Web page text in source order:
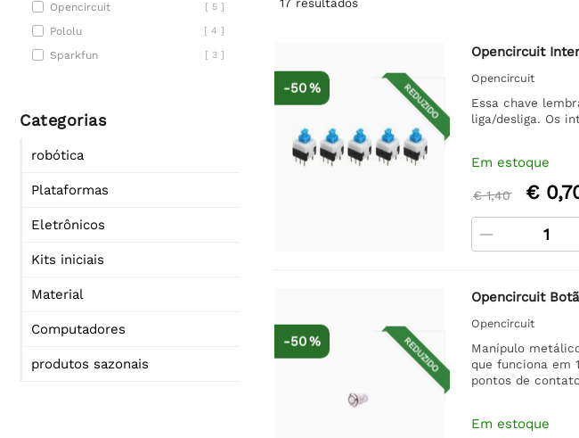
Opencircuit [ 5 ]
Pololu [ 4 ]
Sparkfun [ 3 ]
Categorias
robótica
Plataformas
Eletrônicos
Kits iniciais
Material
Computadores
produtos sazonais
REDUZIDO
-50 %
Opencircuit
Opencircuit
Essa chave
liga/desliga. Os
Em estoque
€ 1,40 €
REDUZIDO
-50 %
Opencircuit
Opencircuit
Manípulo
que funciona em
pontos de
Em estoque